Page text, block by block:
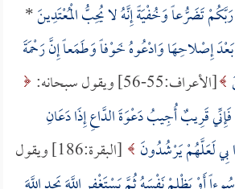
تَضَرُّعاً وَخُفْيَةً إِنَّهُ لا يُحِبُّ الْمُعْتَدِينَ*
إِصْلاحِهَا وَادْعُوهُ خَوْفاً وَطَمَعاً إِنَّ رَحْمَةَ
[الأعراف:55-56] ويقول سبحانه:
قَرِيبٌ أُجِيبُ دَعْوَةَ الدَّاعِ إِذَا دَعَانِ
بِي لَعَلَّهُمْ يَرْشُدُونَ
[البقرة:186] ويقول